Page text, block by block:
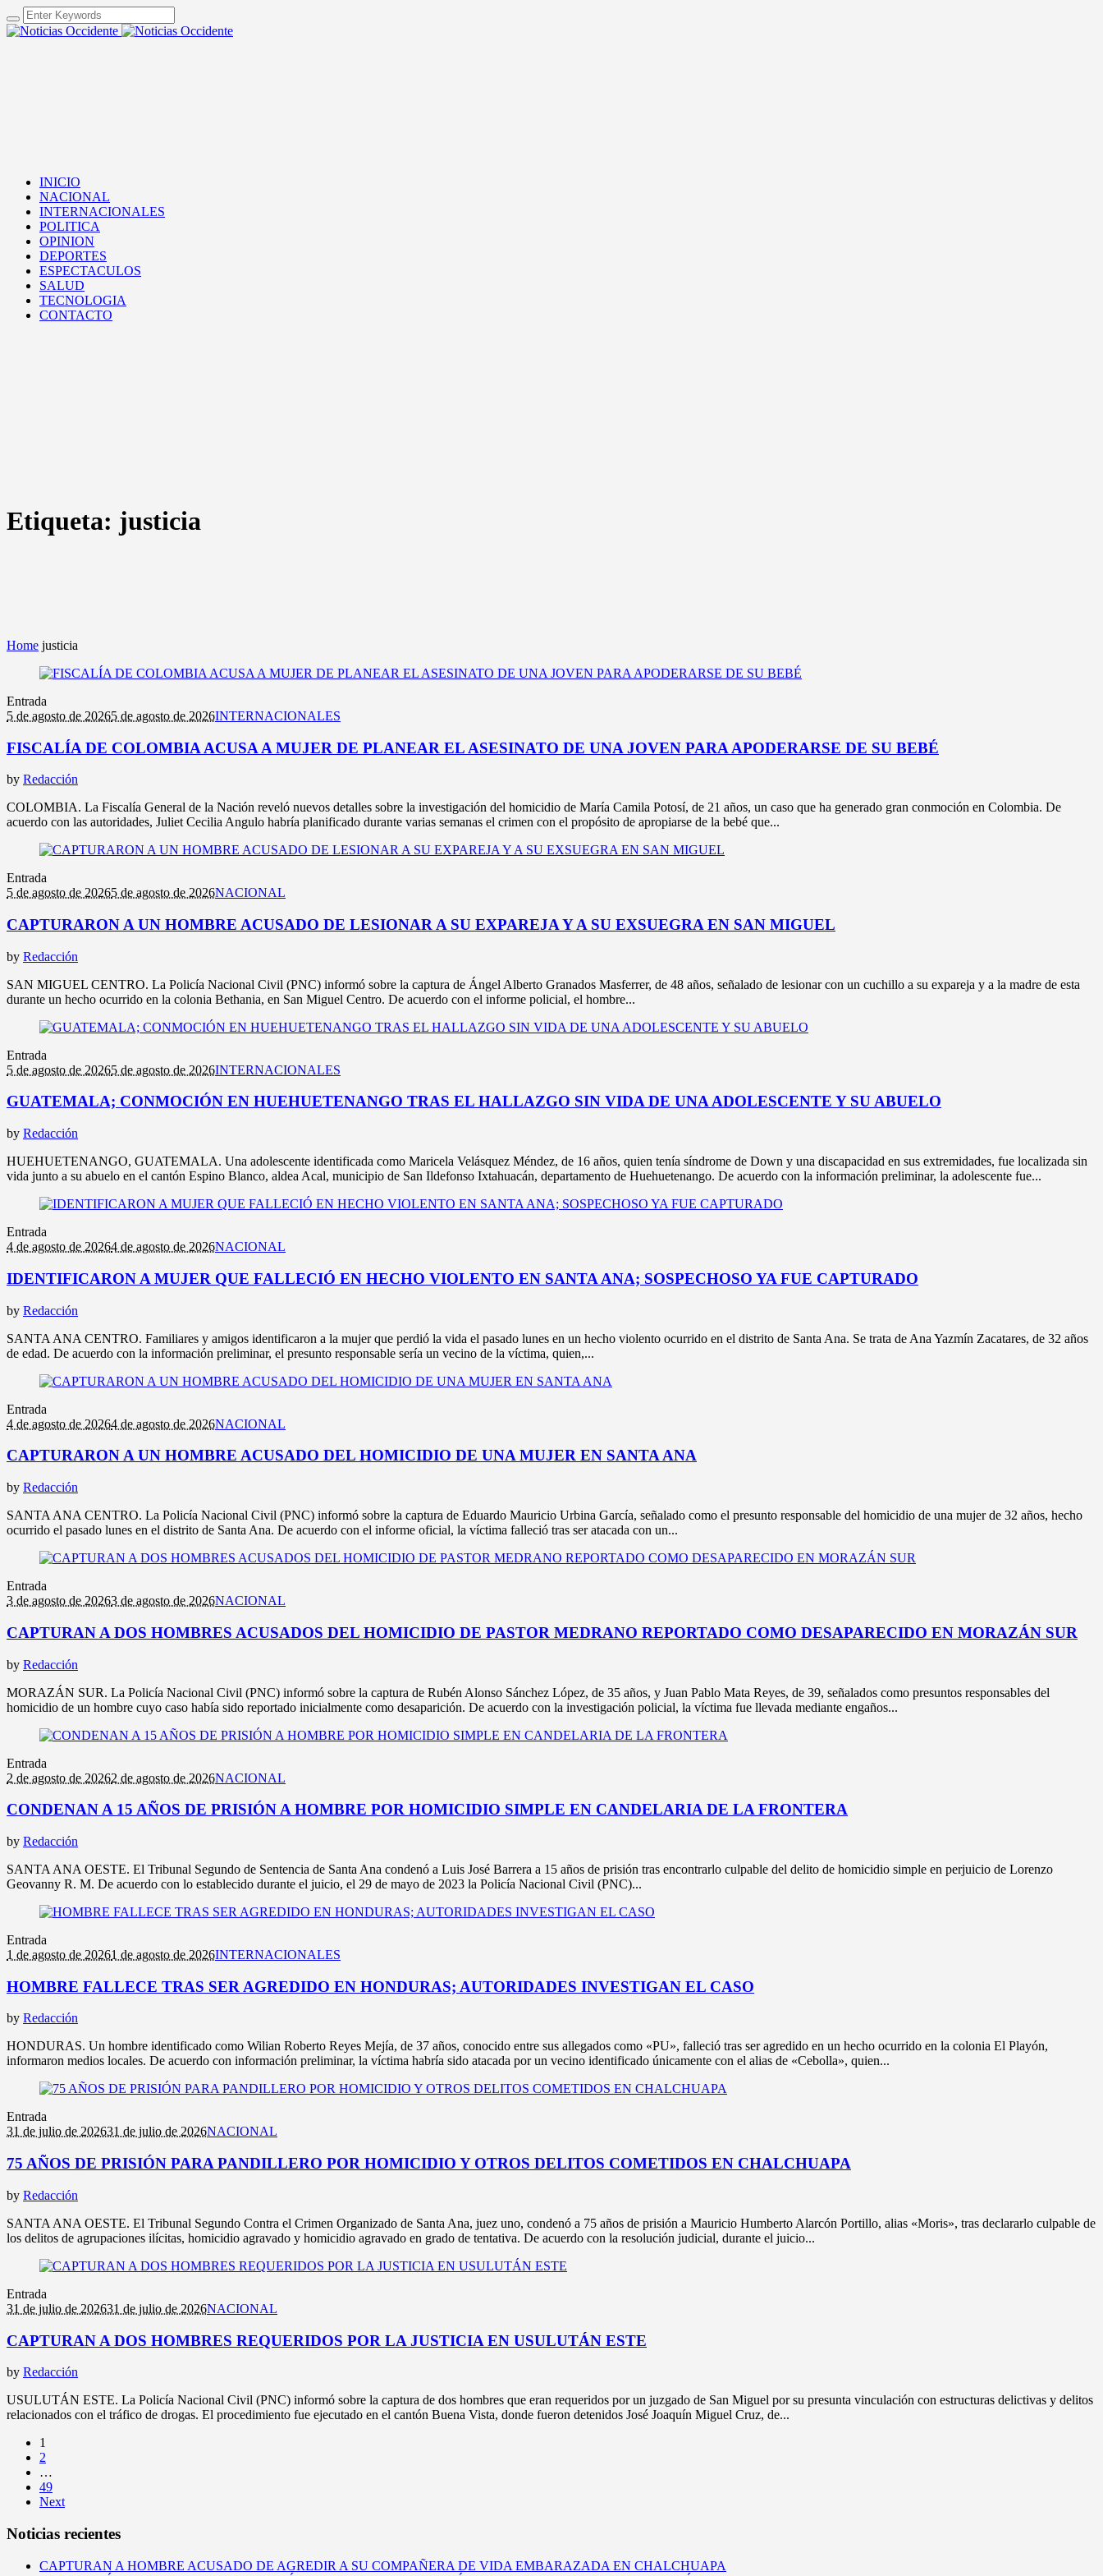
INICIO
NACIONAL
INTERNACIONALES
POLITICA
OPINION
DEPORTES
ESPECTACULOS
SALUD
TECNOLOGIA
CONTACTO
Etiqueta: justicia
Home justicia
Entrada
5 de agosto de 20265 de agosto de 2026INTERNACIONALES
FISCALÍA DE COLOMBIA ACUSA A MUJER DE PLANEAR EL ASESINATO DE UNA JOVEN PARA APODERARSE DE SU BEBÉ
by Redacción
COLOMBIA. La Fiscalía General de la Nación reveló nuevos detalles sobre la investigación del homicidio de María Camila Potosí, de 21 años, un caso que ha generado gran conmoción en Colombia. De
acuerdo con las autoridades, Juliet Cecilia Angulo habría planificado durante varias semanas el crimen con el propósito de apropiarse de la bebé que...
Entrada
5 de agosto de 20265 de agosto de 2026NACIONAL
CAPTURARON A UN HOMBRE ACUSADO DE LESIONAR A SU EXPAREJA Y A SU EXSUEGRA EN SAN MIGUEL
by Redacción
SAN MIGUEL CENTRO. La Policía Nacional Civil (PNC) informó sobre la captura de Ángel Alberto Granados Masferrer, de 48 años, señalado de lesionar con un cuchillo a su expareja y a la madre de esta
durante un hecho ocurrido en la colonia Bethania, en San Miguel Centro. De acuerdo con el informe policial, el hombre...
Entrada
5 de agosto de 20265 de agosto de 2026INTERNACIONALES
GUATEMALA; CONMOCIÓN EN HUEHUETENANGO TRAS EL HALLAZGO SIN VIDA DE UNA ADOLESCENTE Y SU ABUELO
by Redacción
HUEHUETENANGO, GUATEMALA. Una adolescente identificada como Maricela Velásquez Méndez, de 16 años, quien tenía síndrome de Down y una discapacidad en sus extremidades, fue localizada sin
vida junto a su abuelo en el cantón Espino Blanco, aldea Acal, municipio de San Ildefonso Ixtahuacán, departamento de Huehuetenango. De acuerdo con la información preliminar, la adolescente fue...
Entrada
4 de agosto de 20264 de agosto de 2026NACIONAL
IDENTIFICARON A MUJER QUE FALLECIÓ EN HECHO VIOLENTO EN SANTA ANA; SOSPECHOSO YA FUE CAPTURADO
by Redacción
SANTA ANA CENTRO. Familiares y amigos identificaron a la mujer que perdió la vida el pasado lunes en un hecho violento ocurrido en el distrito de Santa Ana. Se trata de Ana Yazmín Zacatares, de 32 años
de edad. De acuerdo con la información preliminar, el presunto responsable sería un vecino de la víctima, quien,...
Entrada
4 de agosto de 20264 de agosto de 2026NACIONAL
CAPTURARON A UN HOMBRE ACUSADO DEL HOMICIDIO DE UNA MUJER EN SANTA ANA
by Redacción
SANTA ANA CENTRO. La Policía Nacional Civil (PNC) informó sobre la captura de Eduardo Mauricio Urbina García, señalado como el presunto responsable del homicidio de una mujer de 32 años, hecho
ocurrido el pasado lunes en el distrito de Santa Ana. De acuerdo con el informe oficial, la víctima falleció tras ser atacada con un...
Entrada
3 de agosto de 20263 de agosto de 2026NACIONAL
CAPTURAN A DOS HOMBRES ACUSADOS DEL HOMICIDIO DE PASTOR MEDRANO REPORTADO COMO DESAPARECIDO EN MORAZÁN SUR
by Redacción
MORAZÁN SUR. La Policía Nacional Civil (PNC) informó sobre la captura de Rubén Alonso Sánchez López, de 35 años, y Juan Pablo Mata Reyes, de 39, señalados como presuntos responsables del
homicidio de un hombre cuyo caso había sido reportado inicialmente como desaparición. De acuerdo con la investigación policial, la víctima fue llevada mediante engaños...
Entrada
2 de agosto de 20262 de agosto de 2026NACIONAL
CONDENAN A 15 AÑOS DE PRISIÓN A HOMBRE POR HOMICIDIO SIMPLE EN CANDELARIA DE LA FRONTERA
by Redacción
SANTA ANA OESTE. El Tribunal Segundo de Sentencia de Santa Ana condenó a Luis José Barrera a 15 años de prisión tras encontrarlo culpable del delito de homicidio simple en perjuicio de Lorenzo
Geovanny R. M. De acuerdo con lo establecido durante el juicio, el 29 de mayo de 2023 la Policía Nacional Civil (PNC)...
Entrada
1 de agosto de 20261 de agosto de 2026INTERNACIONALES
HOMBRE FALLECE TRAS SER AGREDIDO EN HONDURAS; AUTORIDADES INVESTIGAN EL CASO
by Redacción
HONDURAS. Un hombre identificado como Wilian Roberto Reyes Mejía, de 37 años, conocido entre sus allegados como «PU», falleció tras ser agredido en un hecho ocurrido en la colonia El Playón,
informaron medios locales. De acuerdo con información preliminar, la víctima habría sido atacada por un vecino identificado únicamente con el alias de «Cebolla», quien...
Entrada
31 de julio de 202631 de julio de 2026NACIONAL
75 AÑOS DE PRISIÓN PARA PANDILLERO POR HOMICIDIO Y OTROS DELITOS COMETIDOS EN CHALCHUAPA
by Redacción
SANTA ANA OESTE. El Tribunal Segundo Contra el Crimen Organizado de Santa Ana, juez uno, condenó a 75 años de prisión a Mauricio Humberto Alarcón Portillo, alias «Moris», tras declararlo culpable de
los delitos de agrupaciones ilícitas, homicidio agravado y homicidio agravado en grado de tentativa. De acuerdo con la resolución judicial, durante el juicio...
Entrada
31 de julio de 202631 de julio de 2026NACIONAL
CAPTURAN A DOS HOMBRES REQUERIDOS POR LA JUSTICIA EN USULUTÁN ESTE
by Redacción
USULUTÁN ESTE. La Policía Nacional Civil (PNC) informó sobre la captura de dos hombres que eran requeridos por un juzgado de San Miguel por su presunta vinculación con estructuras delictivas y delitos
relacionados con el tráfico de drogas. El procedimiento fue ejecutado en el cantón Buena Vista, donde fueron detenidos José Joaquín Miguel Cruz, de...
1
2
…
49
Next
Noticias recientes
CAPTURAN A HOMBRE ACUSADO DE AGREDIR A SU COMPAÑERA DE VIDA EMBARAZADA EN CHALCHUAPA